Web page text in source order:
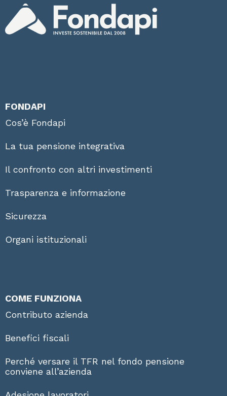
FONDAPI
Cos’è Fondapi
La tua pensione integrativa
Il confronto con altri investimenti
Trasparenza e informazione
Sicurezza
Organi istituzionali
COME FUNZIONA
Contributo azienda
Benefici fiscali
Perché versare il TFR nel fondo pensione
conviene all’azienda